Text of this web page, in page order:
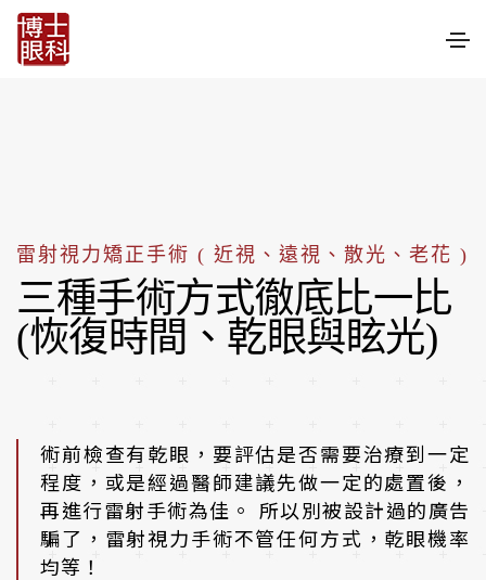
雷射視力矯正手術 ( 近視、遠視、散光、老花 )
三種手術方式徹底比一比
(恢復時間、乾眼與眩光)
術前檢查有乾眼，要評估是否需要治療到一定
程度，或是經過醫師建議先做一定的處置後，
再進行雷射手術為佳。 所以別被設計過的廣告
騙了，雷射視力手術不管任何方式，乾眼機率
均等！